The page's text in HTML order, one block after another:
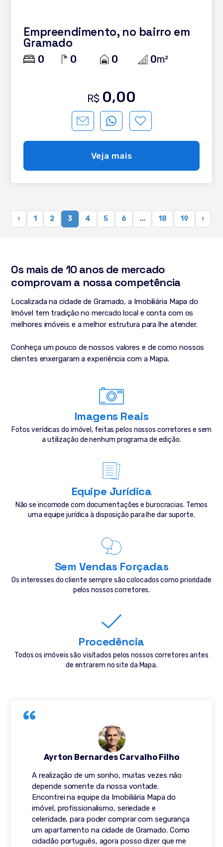
Empreendimento, no bairro em
Gramado
0 0 0 0m²
R$ 0,00
Veja mais
‹ 1 2 3 4 5 6 ... 18 19 ›
Os mais de 10 anos de mercado
comprovam a nossa competência
Localizada na cidade de Gramado, a Imobiliária Mapa do
Imóvel tem tradição no mercado local e conta com os
melhores imóveis e a melhor estrutura para lhe atender.
Conheça um pouco de nossos valores e de como nossos
clientes enxergaram a experiência com a Mapa.
Imagens Reais
Fotos verídicas do imóvel, feitas pelos nossos corretores e sem
a utilização de nenhum programa de edição.
Equipe Jurídica
Não se incomode com documentações e burocracias. Temos
uma equipe jurídica à disposição para lhe dar suporte.
Sem Vendas Forçadas
Os interesses do cliente sempre são colocados como prioridade
pelos nossos corretores.
Procedência
Todos os imóveis são visitados pelos nossos corretores antes
de entrarem no site da Mapa.
A realização de um sonho, muitas vezes não
depende somente da nossa vontade.
Encontrei na equipe da Imobiliária Mapa do
imóvel, profissionalismo, seriedade e
celeridade, para poder comprar com segurança
um apartamento na cidade de Gramado. Como
cidadão português, agora posso dizer que me
Ayrton Bernardes Carvalho Filho